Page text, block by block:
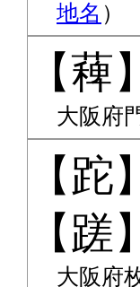
地名
薭
大阪府
跎
蹉
大阪府